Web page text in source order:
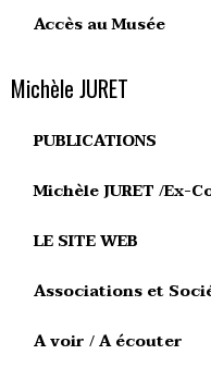
Accès au Musée
Michèle JURET
PUBLICATIONS
Michèle JURET /Ex-
LE SITE WEB
Associations et
A voir / A écouter